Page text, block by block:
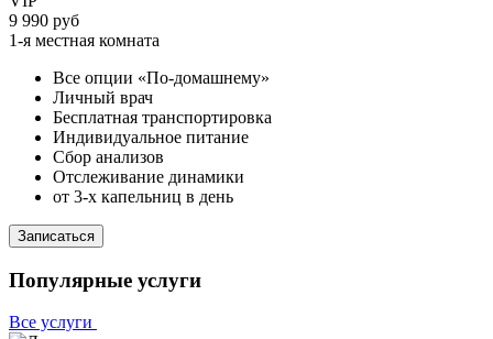
9 990 руб
1-я местная комната
Все опции «По-домашнему»
Личный врач
Бесплатная транспортировка
Индивидуальное питание
Сбор анализов
Отслеживание динамики
от 3-х капельниц в день
Записаться
Популярные услуги
Все услуги